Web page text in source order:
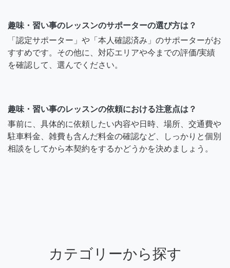
趣味・習い事のレッスンのサポーターの選び方は？
「認定サポーター」や「本人確認済み」のサポーターがお
すすめです。その他に、対応エリアや今までの評価/実績
を確認して、選んでください。
趣味・習い事のレッスンの依頼における注意点は？
事前に、具体的に依頼したい内容や日時、場所、交通費や
駐車料金、雑費も含んだ料金の確認など、しっかりと個別
相談をしてから本契約をするかどうかを決めましょう。
カテゴリーから探す